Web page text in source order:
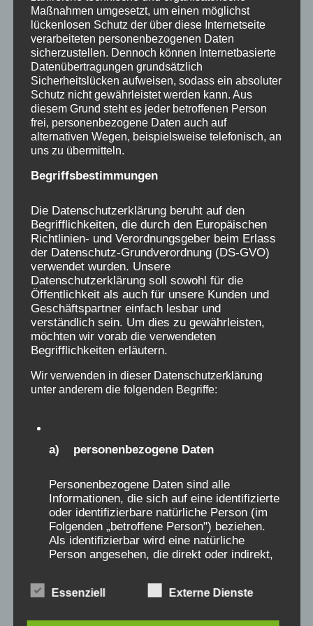
Gruppentherapie, versuchen Sie es, es ist nie
zu spät. Nehmen sie zu dem kleinen
unschuldigen Kind Kontakt auf, dass Sie
damals im Verschickungsheim zurückgelassen
haben, holen Sie es von dort zurück, umarmen
Sie es, nehmen Sie es in Ihre heutige Welt mit
und lassen Sie es nie wieder allein. Heute sind
Sie stark und können das Kind schützen. Heute
können Sie dafür sorgen, dass dem Kind so
etwas nicht noch einmal passiert, wie auch
Hier können Sie sich gut über die Möglichkeit
informieren, eine Traumatherapie über die
Krankenkasse finanziert zu bekommen, in einer
Sendung der SeriePLANET WISSEN über
Traumatherapie, und hier finden Sie eine
Auswahl von Traumatherapeuten, unter denen
Sie wählen können. Da zunächst auch eine
Überblicksseite
, weitere Listen nachfolgend:
Kassenzulassung
Traumatherapeutenvom Institut für
Psychotherapie
Traumatherapieliste deutschlandweit
Traumatherapieliste für Berlin
Traumatherapeutenlistefür
posttraumatische belastungsstörungen
(PTBS + Dissoziation)
Maßnahmen umgesetzt, um einen möglichst
lückenlosen Schutz der über diese Internetseite
verarbeiteten personenbezogenen Daten
sicherzustellen. Dennoch können Internetbasierte
Datenübertragungen grundsätzlich
Sicherheitslücken aufweisen, sodass ein absoluter
Schutz nicht gewährleistet werden kann. Aus
diesem Grund steht es jeder betroffenen Person
frei, personenbezogene Daten auch auf
alternativen Wegen, beispielsweise telefonisch, an
uns zu übermitteln.
Begriffsbestimmungen
Die Datenschutzerklärung beruht auf den
Begrifflichkeiten, die durch den Europäischen
Richtlinien- und Verordnungsgeber beim Erlass
der Datenschutz-Grundverordnung (DS-GVO)
verwendet wurden. Unsere
Datenschutzerklärung soll sowohl für die
Öffentlichkeit als auch für unsere Kunden und
Geschäftspartner einfach lesbar und
verständlich sein. Um dies zu gewährleisten,
möchten wir vorab die verwendeten
Begrifflichkeiten erläutern.
Wir verwenden in dieser Datenschutzerklärung
unter anderem die folgenden Begriffe:
a) personenbezogene Daten
Personenbezogene Daten sind alle
Informationen, die sich auf eine identifizierte
oder identifizierbare natürliche Person (im
Folgenden „betroffene Person") beziehen.
Als identifizierbar wird eine natürliche
Person angesehen, die direkt oder indirekt,
Kennung wie einem Namen, zu einer
Kennnummer, zu Standortdaten, zu einer
Essenziell Externe Dienste